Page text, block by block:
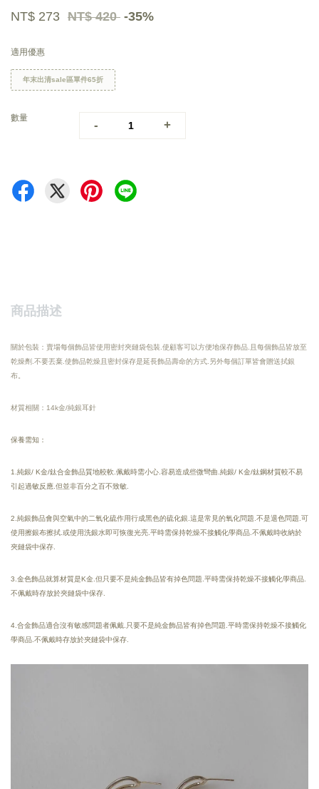
NT$ 273 NT$ 420 -35%
適用優惠
年末出清sale區單件65折
數量
- +
商品描述
關於包裝：賣場每個飾品皆使用密封夾鏈袋包裝.使顧客可以方便地保存飾品.且每個飾品皆放至
乾燥劑.不要丟棄.使飾品乾燥且密封保存是延長飾品壽命的方式.另外每個訂單皆會贈送拭銀
布。
材質相關：14k金/純銀耳針
保養需知：
1.純銀/ K金/鈦合金飾品質地較軟.佩戴時需小心.容易造成些微彎曲.純銀/ K金/鈦鋼材質較不易
引起過敏反應.但並非百分之百不致敏.
2.純銀飾品會與空氣中的二氧化硫作用行成黑色的硫化銀.這是常見的氧化問題.不是退色問題.可
使用擦銀布擦拭.或使用洗銀水即可恢復光亮. 平時需保持乾燥不接觸化學商品. 不佩戴時收納於
夾鏈袋中保存.
3.金色飾品就算材質是K金.但只要不是純金飾品皆有掉色問題.平時需保持乾燥不接觸化學商品.
不佩戴時存放於夾鏈袋中保存.
4.合金飾品適合沒有敏感問題者佩戴.只要不是純金飾品皆有掉色問題.平時需保持乾燥不接觸化
學商品.不佩戴時存放於夾鏈袋中保存.